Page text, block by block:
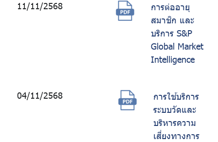
11/11/2568
การต่ออายุ
สมาชิก และ
บริการ S&P
Global Market
Intelligence
04/11/2568
การใช้บริการ
ระบบวัดและ
บริหารความ
เสี่ยงทางการ